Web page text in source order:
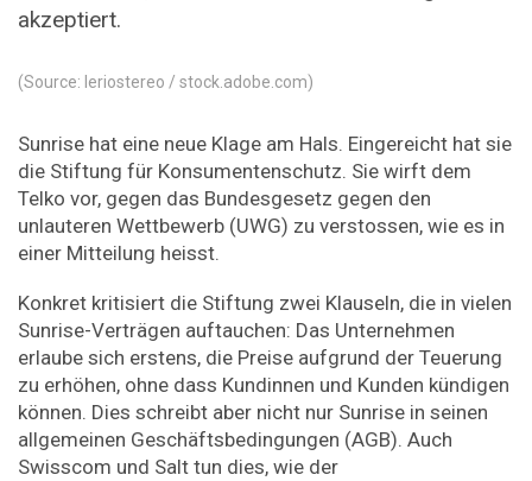
akzeptiert.
(Source: leriostereo / stock.adobe.com)
Sunrise hat eine neue Klage am Hals. Eingereicht hat sie
die Stiftung für Konsumentenschutz. Sie wirft dem
Telko vor, gegen das Bundesgesetz gegen den
unlauteren Wettbewerb (UWG) zu verstossen, wie es in
einer Mitteilung heisst.
Konkret kritisiert die Stiftung zwei Klauseln, die in vielen
Sunrise-Verträgen auftauchen: Das Unternehmen
erlaube sich erstens, die Preise aufgrund der Teuerung
zu erhöhen, ohne dass Kundinnen und Kunden kündigen
können. Dies schreibt aber nicht nur Sunrise in seinen
allgemeinen Geschäftsbedingungen (AGB). Auch
Swisscom und Salt tun dies, wie der